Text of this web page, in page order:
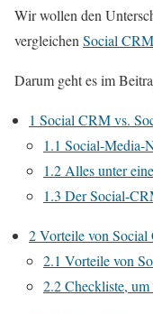
Wir wollen den
vergleichen Social CRM
Darum geht es im
1 Social CRM vs.
1.1 Social-Media-
1.2 Alles unter
1.3 Der Social-
2Vorteile von
2.1 Vorteile von
2.2Checkliste,